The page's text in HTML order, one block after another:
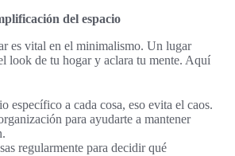
del espacio
es vital en el minimalismo. Un lugar
look de tu hogar y aclara tu mente. Aquí
específico a cada cosa, eso evita el caos.
para ayudarte a mantener
regularmente para decidir qué